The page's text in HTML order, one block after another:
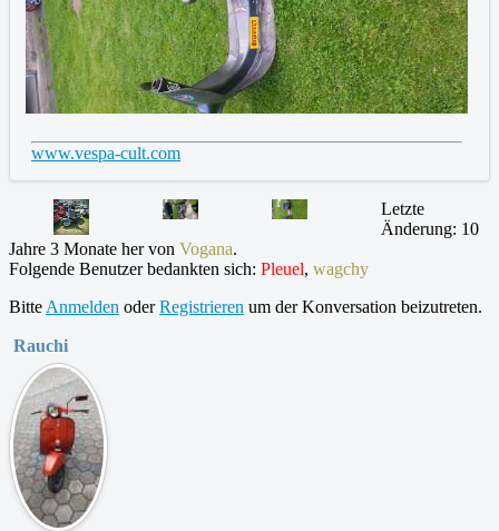
www.vespa-cult.com
Letzte
Änderung: 10
Jahre 3 Monate her von Vogana.
Folgende Benutzer bedankten sich: Pleuel, wagchy
Bitte Anmelden oderRegistrieren um der Konversation beizutreten.
Rauchi